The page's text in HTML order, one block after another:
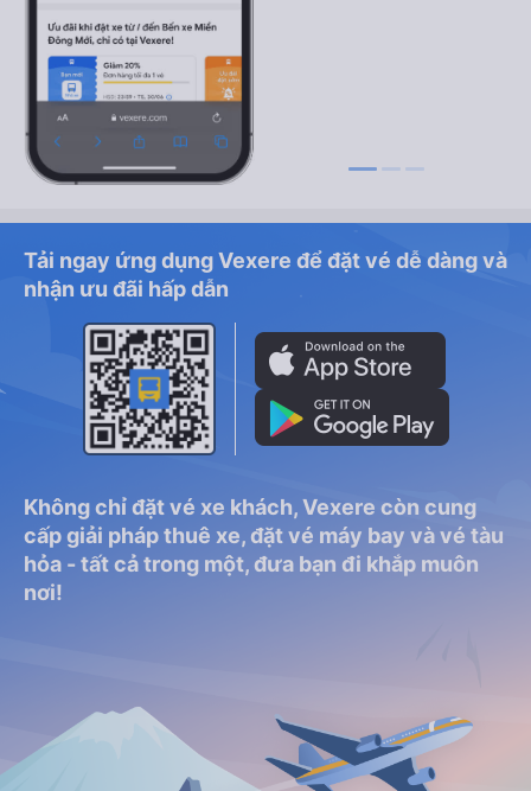
Tải ngay ứng dụng Vexere để đặt vé dễ dàng và
nhận ưu đãi hấp dẫn
Không chỉ đặt vé xe khách, Vexere còn cung
cấp giải pháp thuê xe, đặt vé máy bay và vé tàu
hỏa - tất cả trong một, đưa bạn đi khắp muôn
nơi!